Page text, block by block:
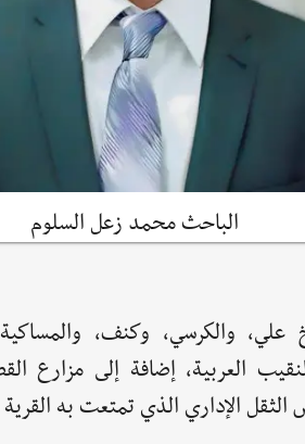
الباحث محمد زعل السلوم
والكرسي، وكنف،
العربية، إضافة إلى مزارع
الإداري الذي تمتعت به القرية